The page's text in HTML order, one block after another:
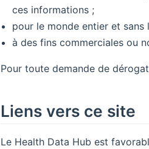
ces informations ;
pour le monde entier et
à des fins commerciales ou
Pour toute demande de
Liens vers ce site
Le Health Data Hub est